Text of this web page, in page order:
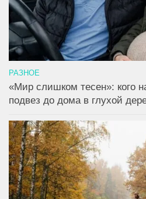
РАЗНОЕ
«Мир слишком тесен»: кого
подвез до дома в глухой